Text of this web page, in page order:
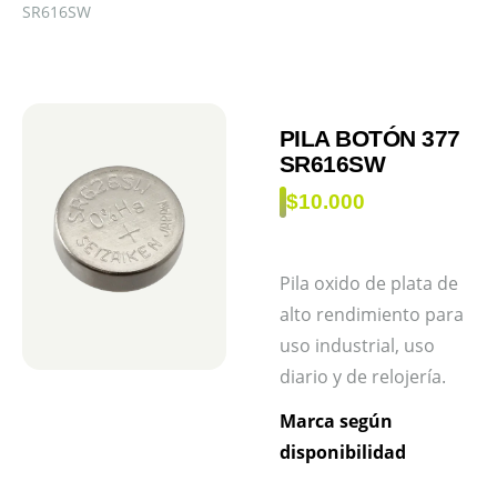
SR616SW
PILA BOTÓN 377
SR616SW
$10.000
Pila oxido de plata de
alto rendimiento para
uso industrial, uso
diario y de relojería.
Marca según
disponibilidad